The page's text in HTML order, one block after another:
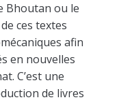
Bhoutan ou le
ces textes
afin
en nouvelles
C’est une
de livres